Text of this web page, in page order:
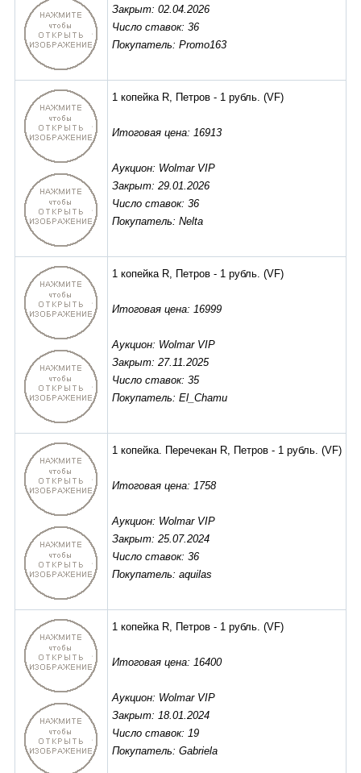
Закрыт: 02.04.2026
Число ставок: 36
Покупатель: Promo163
1 копейка R, Петров - 1 рубль. (VF)
Итоговая цена: 16913
Аукцион: Wolmar VIP
Закрыт: 29.01.2026
Число ставок: 36
Покупатель: Nelta
1 копейка R, Петров - 1 рубль. (VF)
Итоговая цена: 16999
Аукцион: Wolmar VIP
Закрыт: 27.11.2025
Число ставок: 35
Покупатель: El_Chamu
1 копейка. Перечекан R, Петров - 1 рубль. (VF)
Итоговая цена: 1758
Аукцион: Wolmar VIP
Закрыт: 25.07.2024
Число ставок: 36
Покупатель: aquilas
1 копейка R, Петров - 1 рубль. (VF)
Итоговая цена: 16400
Аукцион: Wolmar VIP
Закрыт: 18.01.2024
Число ставок: 19
Покупатель: Gabriela